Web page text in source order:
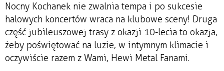
Nocny Kochanek nie zwalnia tempa i po sukcesie
halowych koncertów wraca na klubowe sceny! Druga
część jubileuszowej trasy z okazji 10-lecia to okazja,
żeby poświętować na luzie, w intymnym klimacie i
oczywiście razem z Wami, Hewi Metal Fanami.